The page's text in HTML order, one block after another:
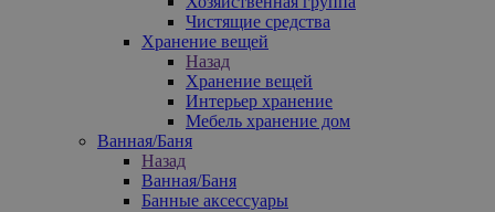
Чистящие средства
Хранение вещей
Назад
Хранение вещей
Интерьер хранение
Мебель хранение дом
Ванная/Баня
Назад
Ванная/Баня
Банные аксессуары